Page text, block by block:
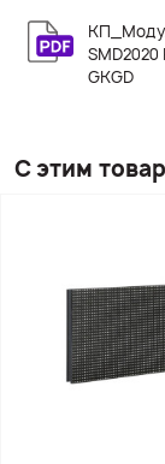
SMD2020
GKGD
С этим